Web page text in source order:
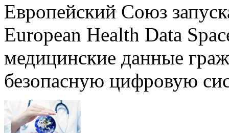
Европейский Союз
European Health Data
медицинские данные
безопасную цифровую